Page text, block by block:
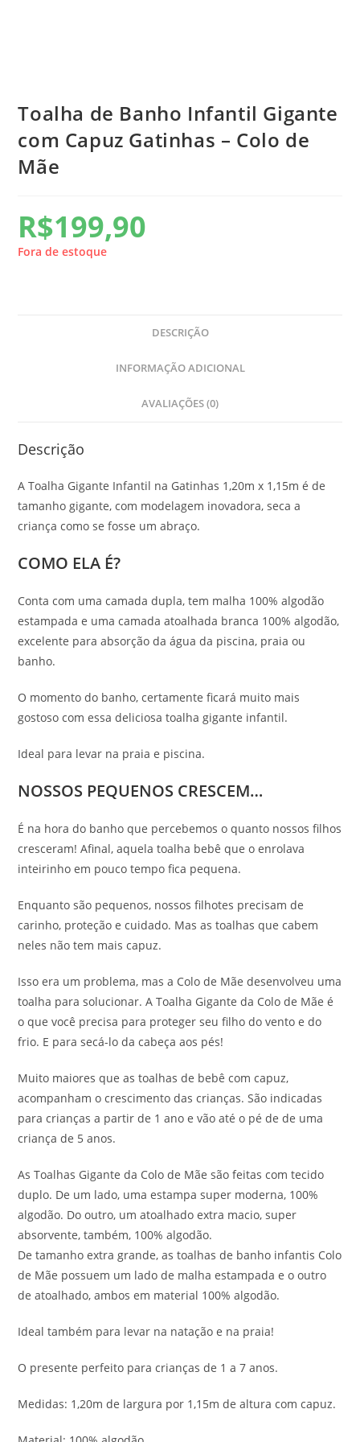
Toalha de Banho Infantil Gigante
com Capuz Gatinhas – Colo de
Mãe
R$199,90
Fora de estoque
DESCRIÇÃO
INFORMAÇÃO ADICIONAL
AVALIAÇÕES (0)
Descrição
A Toalha Gigante Infantil na Gatinhas 1,20m x 1,15m é de
tamanho gigante, com modelagem inovadora, seca a
criança como se fosse um abraço.
COMO ELA É?
Conta com uma camada dupla, tem malha 100% algodão
estampada e uma camada atoalhada branca 100% algodão,
excelente para absorção da água da piscina, praia ou
banho.
O momento do banho, certamente ficará muito mais
gostoso com essa deliciosa toalha gigante infantil.
Ideal para levar na praia e piscina.
NOSSOS PEQUENOS CRESCEM…
É na hora do banho que percebemos o quanto nossos filhos
cresceram! Afinal, aquela toalha bebê que o enrolava
inteirinho em pouco tempo fica pequena.
Enquanto são pequenos, nossos filhotes precisam de
carinho, proteção e cuidado. Mas as toalhas que cabem
neles não tem mais capuz.
Isso era um problema, mas a Colo de Mãe desenvolveu uma
toalha para solucionar. A Toalha Gigante da Colo de Mãe é
o que você precisa para proteger seu filho do vento e do
frio. E para secá-lo da cabeça aos pés!
Muito maiores que as toalhas de bebê com capuz,
acompanham o crescimento das crianças. São indicadas
para crianças a partir de 1 ano e vão até o pé de de uma
criança de 5 anos.
As Toalhas Gigante da Colo de Mãe são feitas com tecido
duplo. De um lado, uma estampa super moderna, 100%
algodão. Do outro, um atoalhado extra macio, super
absorvente, também, 100% algodão.
De tamanho extra grande, as toalhas de banho infantis Colo
de Mãe possuem um lado de malha estampada e o outro
de atoalhado, ambos em material 100% algodão.
Ideal também para levar na natação e na praia!
O presente perfeito para crianças de 1 a 7 anos.
Medidas: 1,20m de largura por 1,15m de altura com capuz.